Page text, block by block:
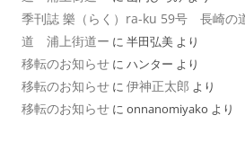
季刊誌 樂（らく）ra-ku 59号 長崎の
道 浦上街道ー に 半田弘美 より
移転のお知らせ に ハンター より
移転のお知らせ に 伊神正太郎 より
移転のお知らせ に onnanomiyako より